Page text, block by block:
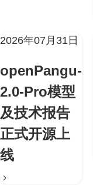
2026年07月31日
openPangu-
2.0-Pro模型
及技术报告
正式开源上
线